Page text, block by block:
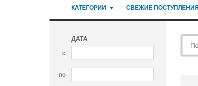
КАТЕГОРИИ СВЕЖИЕ ПОСТУПЛЕНИЯ
ДАТА
с
по